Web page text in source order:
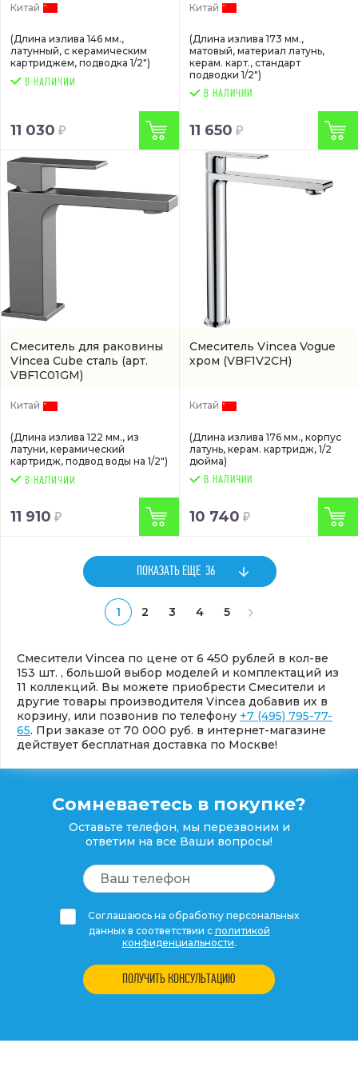
Китай
(Длина излива 146 мм.,
латунный, с керамическим
картриджем, подводка 1/2")
11 030
Китай
(Длина излива 173 мм.,
матовый, материал латунь,
керам. карт., стандарт
подводки 1/2")
В НАЛИЧИИ
11 650
Смеситель для раковины
Vincea Cube сталь (арт.
VBF1C01GM)
Китай
(Длина излива 122 мм., из
латуни, керамический
картридж, подвод воды на 1/2")
11 910
Смеситель Vincea Vogue
хром (VBF1V2CH)
Китай
(Длина излива 176 мм., корпус
латунь, керам. картридж, 1/2
дюйма)
В НАЛИЧИИ
10 740
ПОКАЗАТЬ ЕЩЕ 36
1 2 3 4 5
Смесители Vincea по цене от 6 450 рублей в кол-ве
153 шт. , большой выбор моделей и комплектаций из
11 коллекций. Вы можете приобрести Смесители и
другие товары производителя Vincea добавив их в
корзину, или позвонив по телефону +7 (495) 795-77-
65. При заказе от 70 000 руб. в интернет-магазине
действует бесплатная доставка по Москве!
Сомневаетесь в покупке?
Оставьте телефон, мы перезвоним и
ответим на все Ваши вопросы!
Соглашаюсь на обработку персональных
данных в соответствии с политикой
конфиденциальности.
ПОЛУЧИТЬ КОНСУЛЬТАЦИЮ